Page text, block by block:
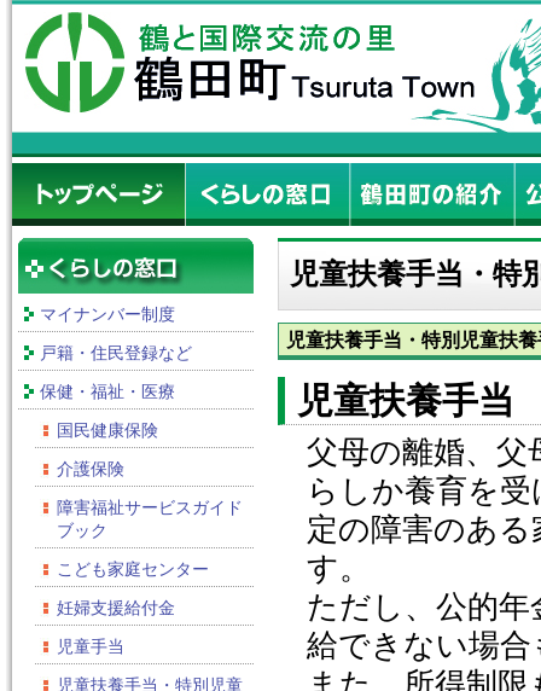
マイナンバー制度
戸籍・住民登録など
保健・福祉・医療
国民健康保険
介護保険
障害福祉サービスガイド
ブック
こども家庭センター
妊婦支援給付金
児童手当
児童扶養手当・特別児童
児童扶養手当・特
児童扶養手当・特別児童扶
児童扶養手当
父母の離婚、
らしか養育を
定の障害のあ
す。
ただし、公的
給できない場
また、所得制